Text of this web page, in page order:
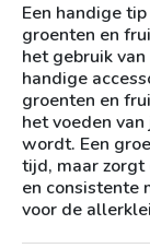
Een handige
groenten en
het gebruik
handige
groenten en
het voeden
wordt. Een
tijd, maar zorgt
en consistente
voor de